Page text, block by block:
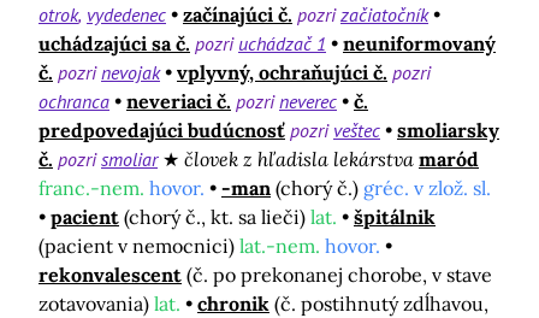
otrok vydedenec začínajúci č. pozrizačiatočník
uchádzajúci sa č. pozri uchádzač 1
neuniformovaný
č. pozrinevojak vplyvný, ochraňujúci č. pozri
ochranca
neveriaci č. pozrineverec
č.
predpovedajúci budúcnosť pozri veštec
smoliarsky
č. pozrismoliar človek z hľadisla lekárstva maród
franc.-nem. hovor. -man (chorý č.) gréc. v zlož. sl.
pacient (chorý č., kt. sa lieči) lat.
špitálnik
(pacient v nemocnici) lat.-nem. hovor.
rekonvalescent (č. po prekonanej chorobe, v stave
zotavovania) lat. chronik (č. postihnutý zdĺhavou,